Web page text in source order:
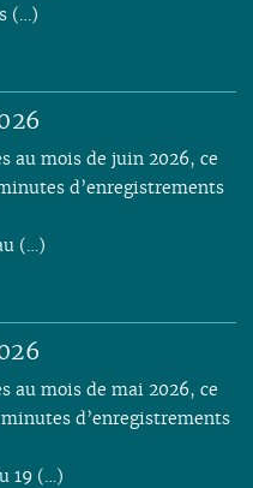
(…)
au mois de juin 2026, ce
d’enregistrements
(…)
au mois de mai 2026, ce
d’enregistrements
19 (…)